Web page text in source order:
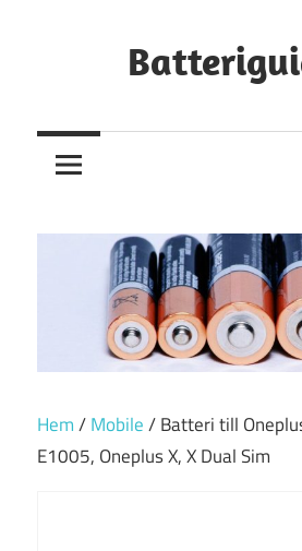
Hem/Mobile/ Batteri till
E1005, Oneplus X, X Dual Sim